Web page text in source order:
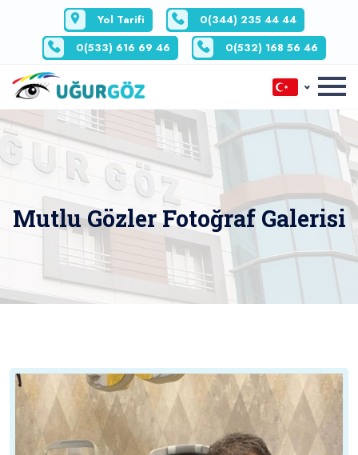
Yol Tarifi
0(344) 235 44 44
0(533) 616 69 46
0(532) 168 56 46
Mutlu Gözler Fotoğraf Galerisi